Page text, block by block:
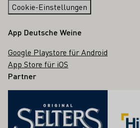
Cookie-Einstellungen
App Deutsche Weine
Google Playstore für Android
App Store für iOS
Partner